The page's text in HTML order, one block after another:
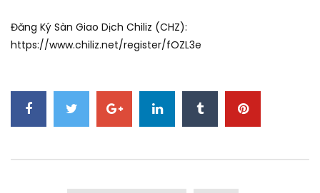
Đăng Ký Sàn Giao Dịch Chiliz (CHZ):
https://www.chiliz.net/register/fOZL3e